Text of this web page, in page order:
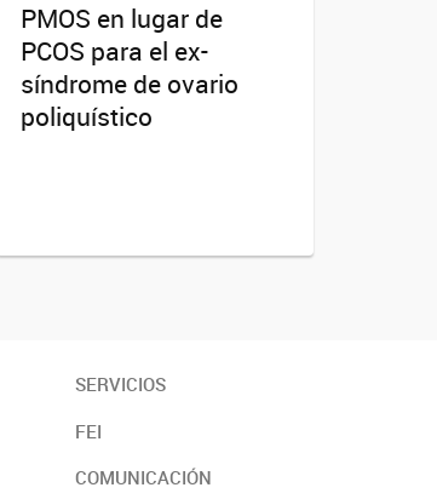
PMOS en lugar de
PCOS para el ex-
síndrome de ovario
poliquístico
SERVICIOS
FEI
COMUNICACIÓN